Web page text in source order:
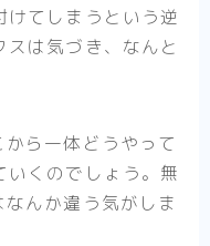
てしまうという逆
は気づき、なんと
ら一体どうやって
くのでしょう。無
んか違う気がしま